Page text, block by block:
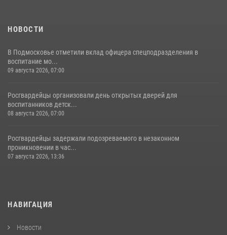
НОВОСТИ
В Подмосковье отметили вклад офицера спецподразделения в
воспитание мо...
09 августа 2026, 07:00
Росгвардейцы организовали день открытых дверей для
воспитанников детск...
08 августа 2026, 07:00
Росгвардейцы задержали подозреваемого в незаконном
проникновении в час...
07 августа 2026, 13:36
НАВИГАЦИЯ
Новости